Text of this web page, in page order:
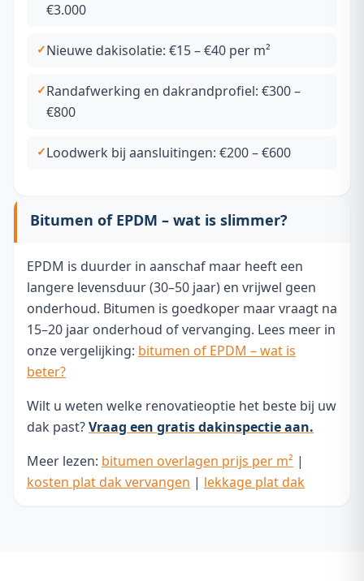
€3.000
Nieuwe dakisolatie: €15 – €40 per m²
Randafwerking en dakrandprofiel: €300 –
€800
Loodwerk bij aansluitingen: €200 – €600
Bitumen of EPDM – wat is slimmer?
EPDM is duurder in aanschaf maar heeft een
langere levensduur (30–50 jaar) en vrijwel geen
onderhoud. Bitumen is goedkoper maar vraagt na
15–20 jaar onderhoud of vervanging. Lees meer in
onze vergelijking: bitumen of EPDM – wat is
beter?
Wilt u weten welke renovatieoptie het beste bij uw
dak past?Vraag een gratis dakinspectie aan.
Meer lezen: bitumen overlagen prijs per m² |
kosten plat dak vervangen | lekkage plat dak